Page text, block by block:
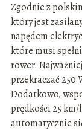
Zgodnie z
który jest
napędem
które musi
rower.
przekraczać 250
Dodatkowo,
prędkości 25
automatycznie